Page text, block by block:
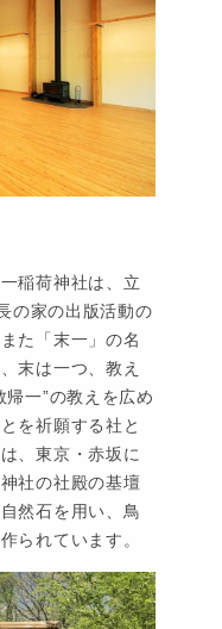
稲荷神社は、立
の家の出版活動の
た「末一」の名
末は一つ、教え
一”の教えを広め
を祈願する社と
、東京・赤坂に
社の社殿の基壇
然石を用い、鳥
られています。